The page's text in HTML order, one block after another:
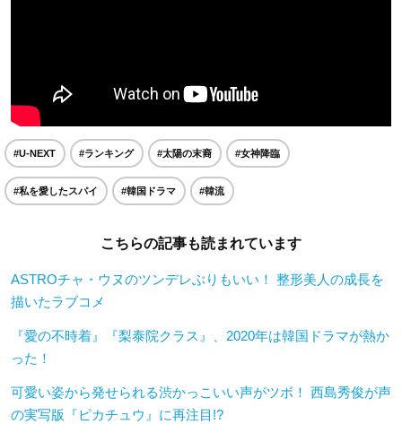
#U-NEXT #ランキング #太陽の末裔 #女神降臨
#私を愛したスパイ #韓国ドラマ #韓流
こちらの記事も読まれています
ASTROチャ・ウヌのツンデレぶりもいい！ 整形美人の成長を
描いたラブコメ
『愛の不時着』『梨泰院クラス』、2020年は韓国ドラマが熱か
った！
可愛い姿から発せられる渋かっこいい声がツボ！ 西島秀俊が声
の実写版『ピカチュウ』に再注目!?